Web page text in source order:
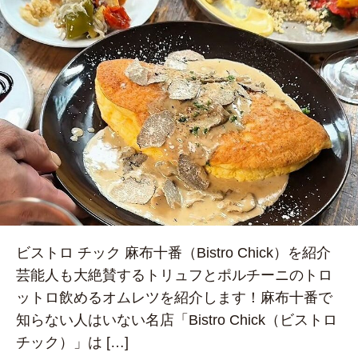
ビストロ チック 麻布十番（Bistro Chick）を紹介
芸能人も大絶賛するトリュフとポルチーニのトロ
ットロ飲めるオムレツを紹介します！麻布十番で
知らない人はいない名店「Bistro Chick（ビストロ
チック）」は […]